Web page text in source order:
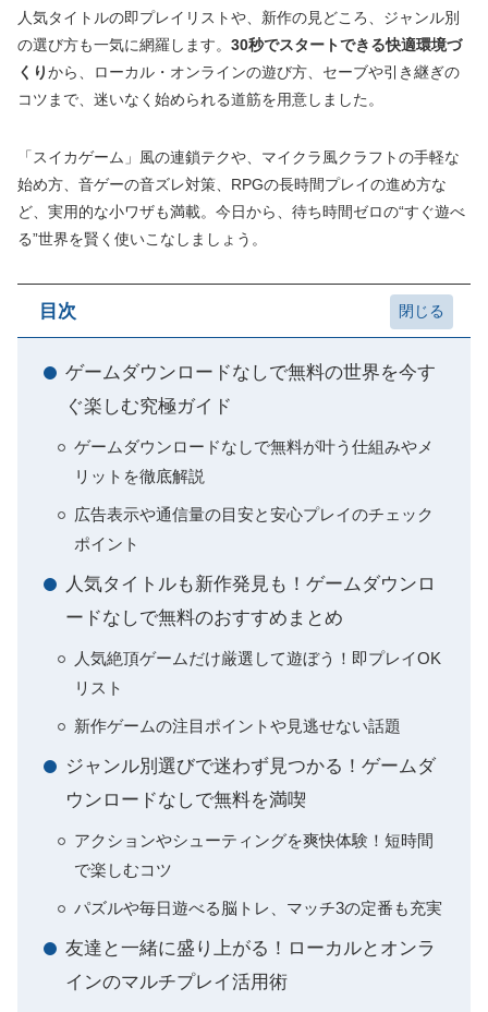
人気タイトルの即プレイリストや、新作の見どころ、ジャンル別
の選び方も一気に網羅します。 30秒でスタートできる快適環境づ
くりから、ローカル・オンラインの遊び方、セーブや引き継ぎの
コツまで、迷いなく始められる道筋を用意しました。
「スイカゲーム」風の連鎖テクや、マイクラ風クラフトの手軽な
始め方、音ゲーの音ズレ対策、RPGの長時間プレイの進め方な
ど、実用的な小ワザも満載。今日から、待ち時間ゼロの“すぐ遊べ
る”世界を賢く使いこなしましょう。
目次
ゲームダウンロードなしで無料の世界を今す
ぐ楽しむ究極ガイド
ゲームダウンロードなしで無料が叶う仕組みやメ
リットを徹底解説
広告表示や通信量の目安と安心プレイのチェック
ポイント
人気タイトルも新作発見も！ゲームダウンロ
ードなしで無料のおすすめまとめ
人気絶頂ゲームだけ厳選して遊ぼう！即プレイOK
リスト
新作ゲームの注目ポイントや見逃せない話題
ジャンル別選びで迷わず見つかる！ゲームダ
ウンロードなしで無料を満喫
アクションやシューティングを爽快体験！短時間
で楽しむコツ
パズルや毎日遊べる脳トレ、マッチ3の定番も充実
友達と一緒に盛り上がる！ローカルとオンラ
インのマルチプレイ活用術